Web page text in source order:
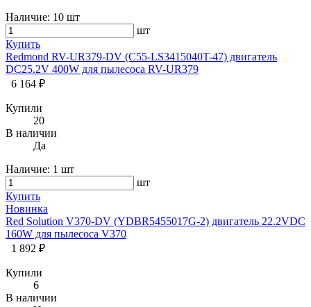
Наличие: 10 шт
шт
Купить
Redmond RV-UR379-DV (C55-LS3415040T-47) двигатель
DC25.2V 400W для пылесоса RV-UR379
6 164 ₽
Купили
20
В наличии
Да
Наличие: 1 шт
шт
Купить
Новинка
Red Solution V370-DV (YDBR5455017G-2) двигатель 22.2VDC
160W для пылесоса V370
1 892 ₽
Купили
6
В наличии